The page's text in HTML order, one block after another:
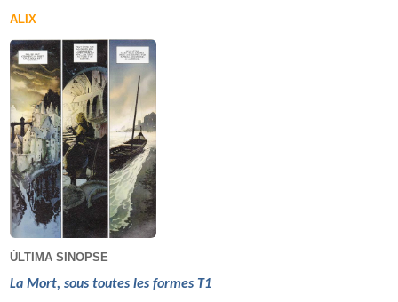
ALIX
ÚLTIMA SINOPSE
La Mort, sous toutes les formes T1